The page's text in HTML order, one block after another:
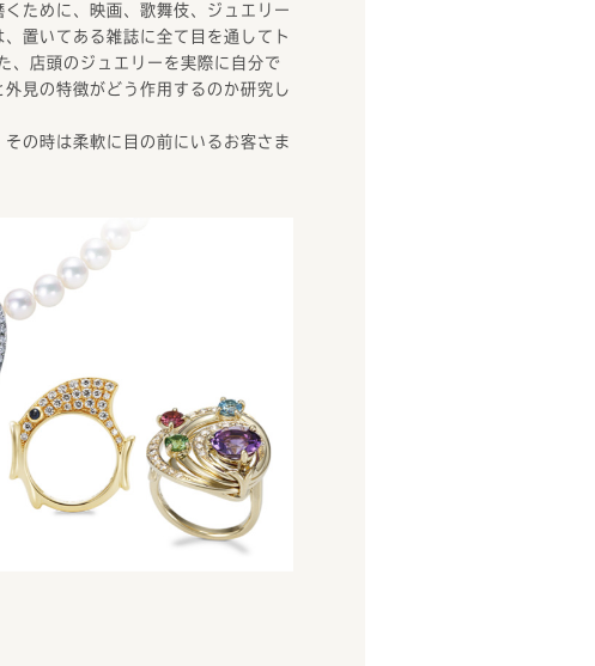
ために、映画、歌舞伎、ジュエリー
置いてある雑誌に全て目を通してト
、店頭のジュエリーを実際に自分で
見の特徴がどう作用するのか研究し
の時は柔軟に目の前にいるお客さま